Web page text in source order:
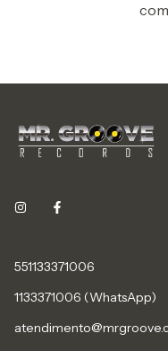
551133371006
1133371006 (WhatsApp)